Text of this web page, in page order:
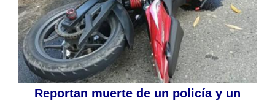
Reportan muerte de un policía y un